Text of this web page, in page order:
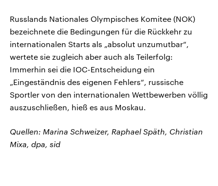
Russlands Nationales Olympisches Komitee (NOK)
bezeichnete die Bedingungen für die Rückkehr zu
internationalen Starts als „absolut unzumutbar“,
wertete sie zugleich aber auch als Teilerfolg:
Immerhin sei die IOC-Entscheidung ein
„Eingeständnis des eigenen Fehlers“, russische
Sportler von den internationalen Wettbewerben völlig
auszuschließen, hieß es aus Moskau.
Quellen: Marina Schweizer, Raphael Späth, Christian
Mixa, dpa, sid